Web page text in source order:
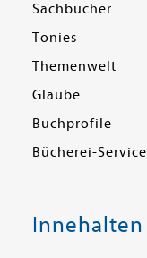
Sachbücher
Tonies
Themenwelt
Glaube
Buchprofile
Bücherei-Service
Innehalten